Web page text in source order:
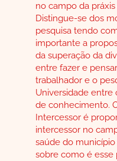
no campo da
Distingue-se dos
pesquisa tendo
importante a
da superação da
entre fazer e
trabalhador e o
Universidade
de conhecimento.
Intercessor é
intercessor no
saúde do
sobre como é esse